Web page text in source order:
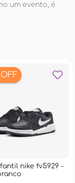
um evento, é
nike fv5929 -